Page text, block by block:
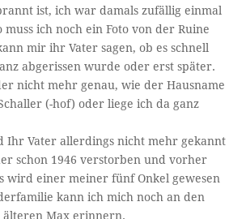
ist, ich war damals zufällig einmal
ich noch ein Foto von der Ruine
mir ihr Vater sagen, ob es schnell
abgerissen wurde oder erst später.
nicht mehr genau, wie der Hausname
(-hof) oder liege ich da ganz
Ihr Vater allerdings nicht mehr gekannt
schon 1946 verstorben und vorher
wird einer meiner fünf Onkel gewesen
kann ich mich noch an den
älteren Max erinnern.